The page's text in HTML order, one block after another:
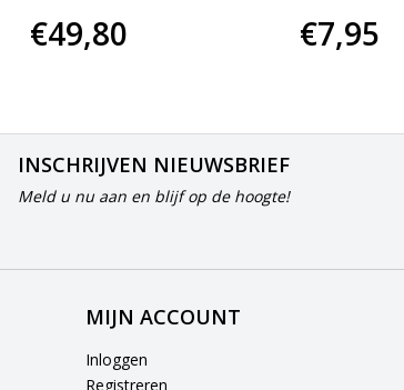
€49,80 €7,95
INSCHRIJVEN NIEUWSBRIEF
Meld u nu aan en blijf op de hoogte!
MIJN ACCOUNT
Inloggen
Registreren